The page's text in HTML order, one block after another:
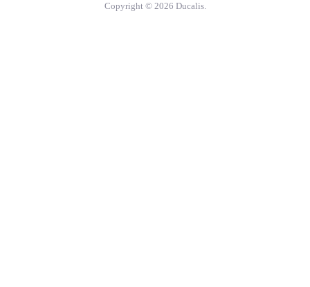
Copyright © 2026 Ducalis.